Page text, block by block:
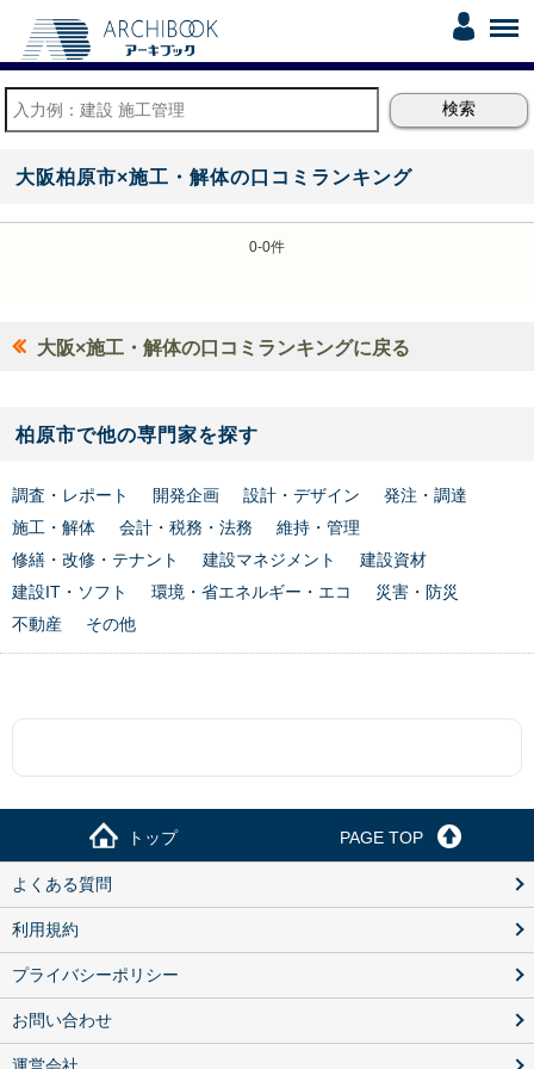
大阪柏原市×施工・解体の口コミランキング
0-0件
大阪×施工・解体の口コミランキングに戻る
柏原市で他の専門家を探す
調査・レポート 開発企画 設計・デザイン
発注・調達
施工・解体
会計・税務・法務
維持・管理
修繕・改修・テナント
建設マネジメント
建設資材
建設IT・ソフト
環境・省エネルギー・エコ
災害・防災
不動産
その他
トップ PAGE TOP
よくある質問
利用規約
プライバシーポリシー
お問い合わせ
運営会社